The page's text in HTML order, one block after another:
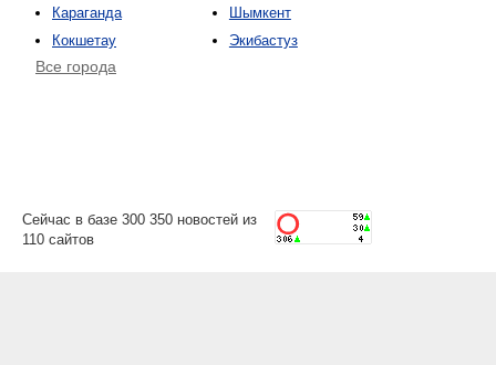
Караганда
Кокшетау
Шымкент
Экибастуз
Все города
Сейчас в базе 300 350 новостей из
110 сайтов